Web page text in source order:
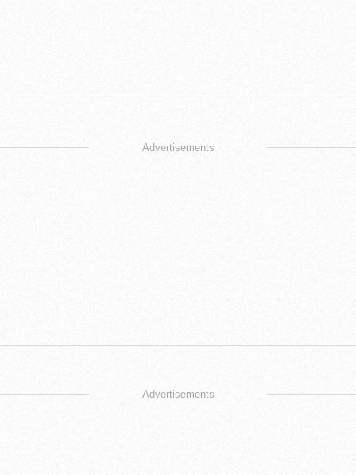
Advertisements
Advertisements